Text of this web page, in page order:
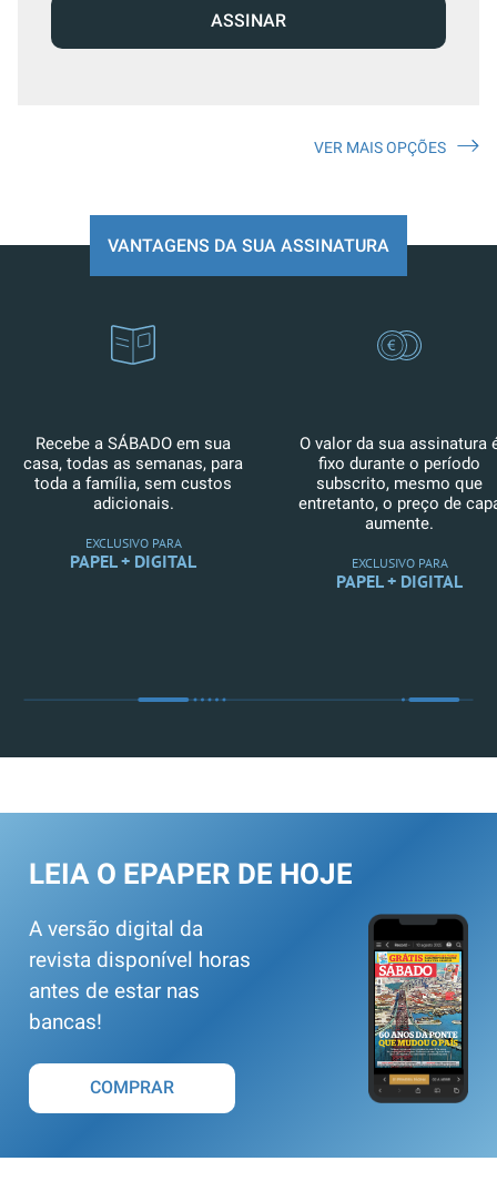
ASSINAR
VER MAIS OPÇÕES
VANTAGENS DA SUA ASSINATURA
Recebe a SÁBADO em sua
casa, todas as semanas, para
toda a família, sem custos
adicionais.
EXCLUSIVO PARA
PAPEL + DIGITAL
O valor da sua assinatura
fixo durante o período
subscrito, mesmo que
entretanto, o preço de
aumente.
EXCLUSIVO PARA
PAPEL + DIGITAL
LEIA O EPAPER DE HOJE
A versão digital da
revista disponível horas
antes de estar nas
bancas!
COMPRAR